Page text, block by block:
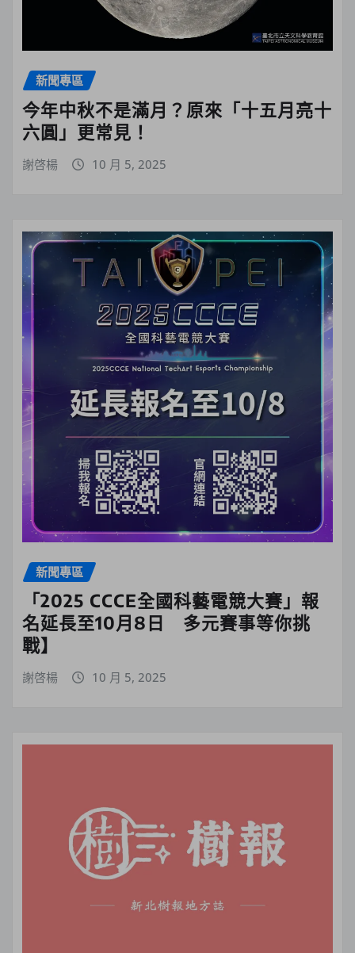
新聞專區
今年中秋不是滿月？原來「十五月亮十
六圓」更常見！
謝啓楊 10 月 5, 2025
新聞專區
「2025 CCCE全國科藝電競大賽」報
名延長至10月8日 多元賽事等你挑
戰】
謝啓楊 10 月 5, 2025